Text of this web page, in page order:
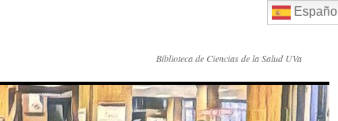
Biblioteca de Ciencias de la Salud UVa
Español